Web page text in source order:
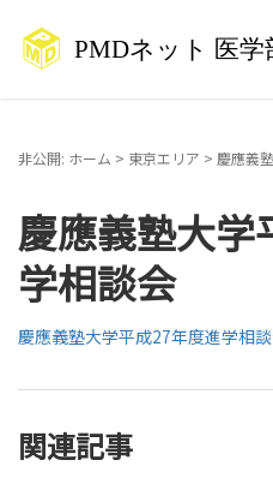
非公開: ホーム > 東京エリア > 慶應義
慶應義塾大学
学相談会
慶應義塾大学平成27年度進学相
関連記事